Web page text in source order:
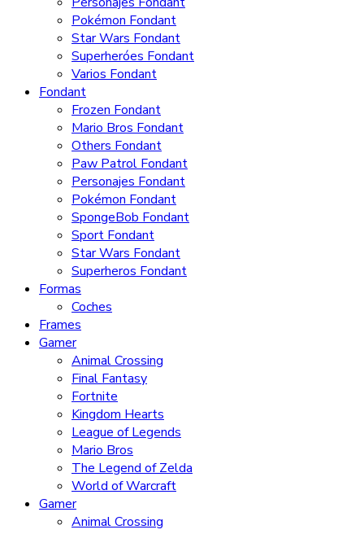
Pokémon Fondant
Star Wars Fondant
Superheróes Fondant
Varios Fondant
Fondant
Frozen Fondant
Mario Bros Fondant
Others Fondant
Paw Patrol Fondant
Personajes Fondant
Pokémon Fondant
SpongeBob Fondant
Sport Fondant
Star Wars Fondant
Superheros Fondant
Formas
Coches
Frames
Gamer
Animal Crossing
Final Fantasy
Fortnite
Kingdom Hearts
League of Legends
Mario Bros
The Legend of Zelda
World of Warcraft
Gamer
Animal Crossing